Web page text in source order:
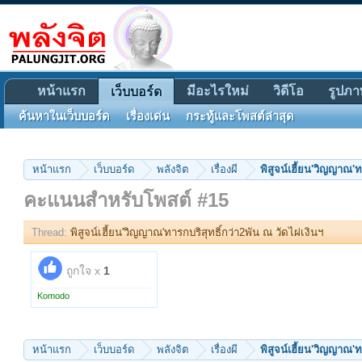
หน้าแรก เว็บบอร์ด พลังจิต เรื่องผี พิสูจน์เฮี้ยน'วิญญาณ'ท
คะแนนสำหรับโพสต์ #15
Thread: พิสูจน์เฮี้ยน'วิญญาณ'ทารกบริสุทธิ์กว่า2พัน ณ วัดไผ่เงินฯ
ถูกใจ x 1
Komodo
หน้าแรก เว็บบอร์ด พลังจิต เรื่องผี พิสูจน์เฮี้ยน'วิญญาณ'ท
หน้าแรก เว็บบอร์ด
ค้นหาในเว็บบอร์ด เรื่องเด่น กระทู้และโพสต์ล่าสุด
มีอะไรใหม่ วิดีโอ รูปภ